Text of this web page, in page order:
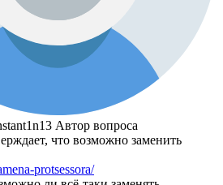
Автор вопроса
что возможно заменить
protsessora/